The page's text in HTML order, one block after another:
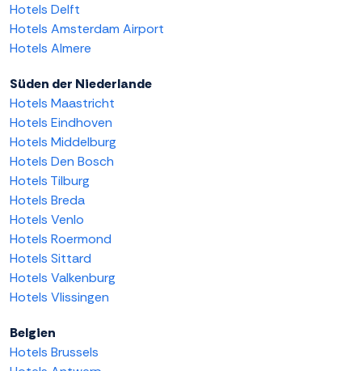
Hotels Delft
Hotels Amsterdam Airport
Hotels Almere
Süden der Niederlande
Hotels Maastricht
Hotels Eindhoven
Hotels Middelburg
Hotels Den Bosch
Hotels Tilburg
Hotels Breda
Hotels Venlo
Hotels Roermond
Hotels Sittard
Hotels Valkenburg
Hotels Vlissingen
Belgien
Hotels Brussels